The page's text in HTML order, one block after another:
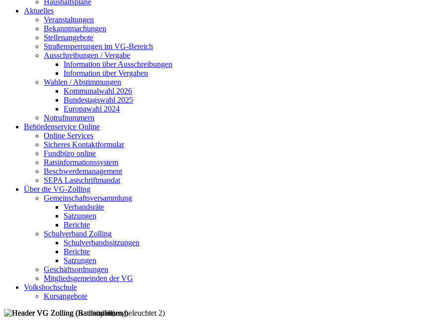
Haushaltspläne
Aktuelles
Veranstaltungen
Bekanntmachungen
Stellenangebote
Straßensperrungen im VG-Bereich
Ausschreibungen / Vergabe
Information über Ausschreibungen
Information über Vergaben
Wahlen / Abstimmungen
Kommunalwahl 2026
Bundestagswahl 2025
Europawahl 2024
Notrufnummern
Behördenservice Online
Online Services
Sicheres Kontaktformular
Fundbüro online
Ratsinformationssystem
Beschwerdemanagement
SEPA Lastschriftmandat
Über die VG-Zolling
Gemeinschaftsversammlung
Verbandsräte
Satzungen
Berichte
Schulverband Zolling
Schulverbandssitzungen
Berichte
Satzungen
Geschäftsordnungen
Mitgliedsgemeinden der VG
Volkshochschule
Kursangebote